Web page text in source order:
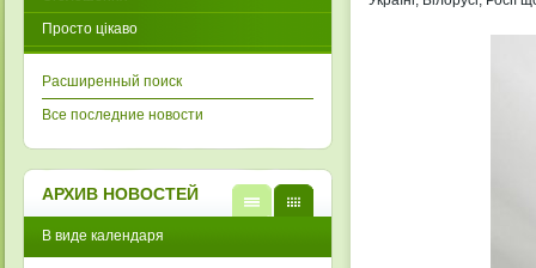
Просто цікаво
Расширенный поиск
Все последние новости
АРХИВ НОВОСТЕЙ
кален
списк
В виде календаря